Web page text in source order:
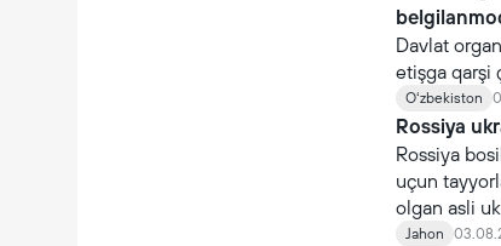
Davlat
etişga qarşi
organlari
Oʻzbekiston
Rossiya
Rossiya
uçun
olgan asli
çaqiriladi.
Jahon